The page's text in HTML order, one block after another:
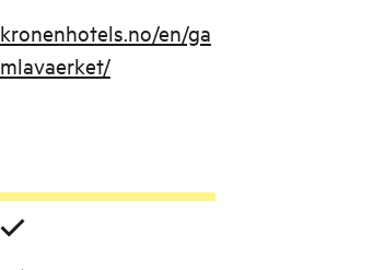
kronenhotels.no/en/ga
mlavaerket/